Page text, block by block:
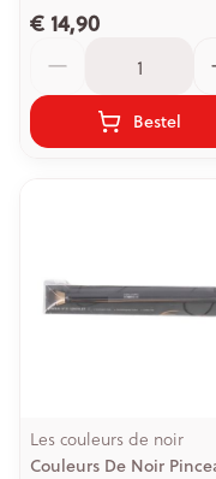
€ 14,90
Bestel
Les couleurs de noir
Couleurs De Noir